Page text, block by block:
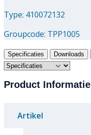
Type: 410072132
Groupcode: TPP1005
Specificaties Downloads
Product Informatie
Artikel